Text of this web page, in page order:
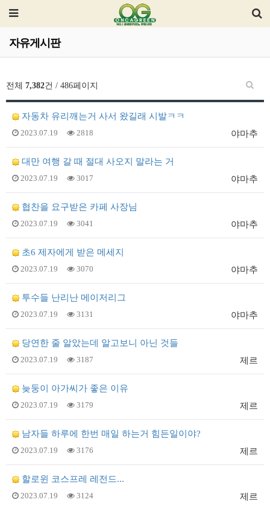
자유게시판
전체 7,382건 / 486페이지
자동차 유리깨는거 사서 왔길래 시발ㅋㅋ
야마추
2023.07.19 2818
대만 여행 갈 때 절대 사오지 말라는 거
야마추
2023.07.19 3017
협찬을 요구받은 카페 사장님
야마추
2023.07.19 3041
초6 제자에게 받은 메세지
야마추
2023.07.19 3070
투수들 난리난 메이저리그
야마추
2023.07.19 3131
당연한 줄 알았는데 알고보니 아닌 것들
제르
2023.07.19 3187
늦둥이 아가씨가 좋은 이유
제르
2023.07.19 3179
남자들 하루에 한번 매일 하는거 힘든일이야?
제르
2023.07.19 3176
할로윈 코스프레 레전드...
제르
2023.07.19 3124